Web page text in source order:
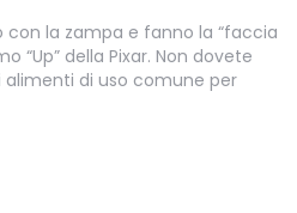
la zampa e fanno la “faccia
“Up” della Pixar. Non dovete
di uso comune per